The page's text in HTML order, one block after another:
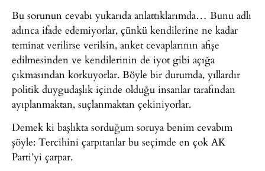
Bu sorunun cevabı yukarıda anlattıklarımda… Bunu adlı
adınca ifade edemiyorlar, çünkü kendilerine ne kadar
teminat verilirse verilsin, anket cevaplarının afişe
edilmesinden ve kendilerinin de iyot gibi açığa
çıkmasından korkuyorlar. Böyle bir durumda, yıllardır
politik duygudaşlık içinde olduğu insanlar tarafından
ayıplanmaktan, suçlanmaktan çekiniyorlar.
Demek ki başlıkta sorduğum soruya benim cevabım
şöyle: Tercihini çarpıtanlar bu seçimde en çok AK
Parti’yi çarpar.